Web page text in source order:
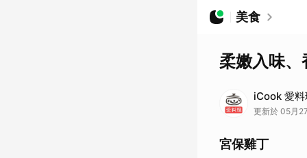
美食
柔嫩入味
iCook 愛料
更新於 05月
宮保雞丁